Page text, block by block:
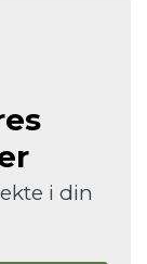
i din